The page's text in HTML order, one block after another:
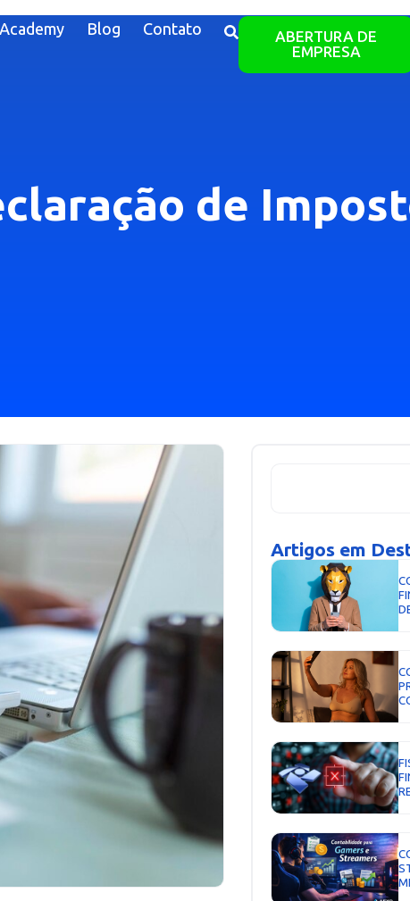
Blog Contato
ABERTURA DE
EMPRESA
de
Artigos em